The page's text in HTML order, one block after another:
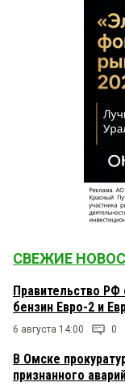
СВЕЖИЕ
Правительство
бензин Евро-2 и
6 августа 14:00 0
В Омске
признанного